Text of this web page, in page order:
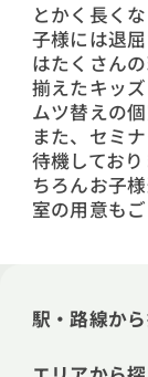
とかく長く
子様には退
はたくさん
揃えたキッ
ムツ替えの
また、セミ
待機してお
ちろんお子
室の用意もご
駅・路線か